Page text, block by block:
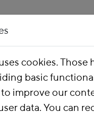
cookies.
basic
improve our
data. You can